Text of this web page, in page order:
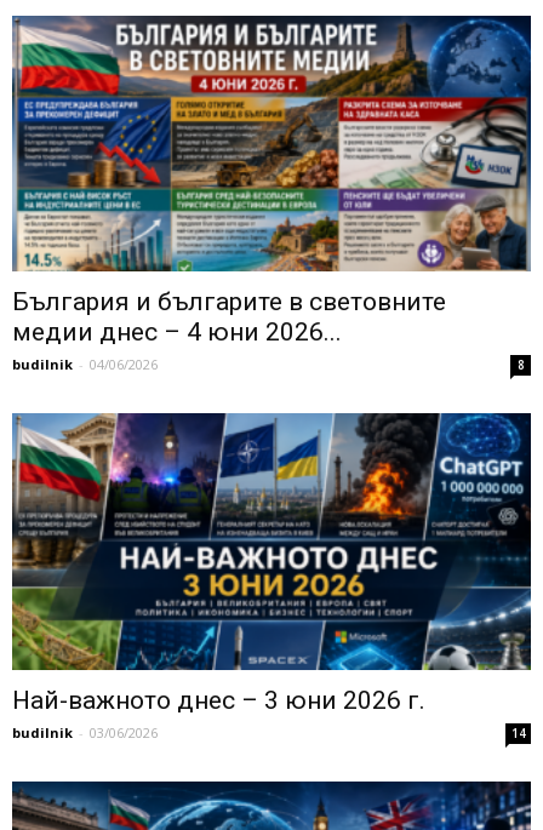
България и българите в световните
медии днес – 4 юни 2026...
budilnik - 04/06/2026 8
Най-важното днес – 3 юни 2026 г.
budilnik - 03/06/2026 14